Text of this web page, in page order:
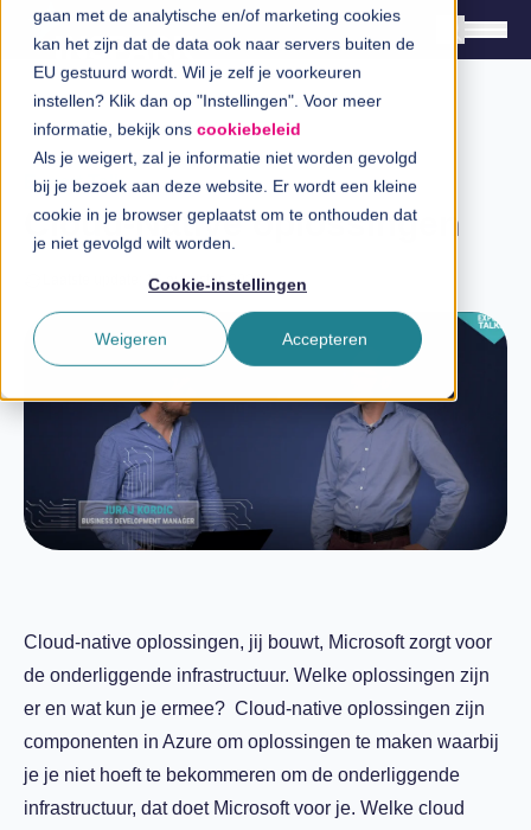
gaan met de analytische en/of marketing cookies
kan het zijn dat de data ook naar servers buiten de
EU gestuurd wordt. Wil je zelf je voorkeuren
instellen? Klik dan op "Instellingen". Voor meer
informatie, bekijk ons cookiebeleid
Als je weigert, zal je informatie niet worden gevolgd
bij je bezoek aan deze website. Er wordt een kleine
cookie in je browser geplaatst om te onthouden dat
je niet gevolgd wilt worden.
Cookie-instellingen
Accepteren
Weigeren
Oplossingen
Branches
InSpiratiecentrum
Direct in contact
Over InSpark
Werken bij InSpark
Expert Talk
Cloud-Native oplossingen
Laatste update: 15 augustus 2024
Cloud-native oplossingen, jij bouwt, Microsoft zorgt voor
de onderliggende infrastructuur. Welke oplossingen zijn
er en wat kun je ermee? Cloud-native oplossingen zijn
componenten in Azure om oplossingen te maken waarbij
je je niet hoeft te bekommeren om de onderliggende
infrastructuur, dat doet Microsoft voor je. Welke cloud